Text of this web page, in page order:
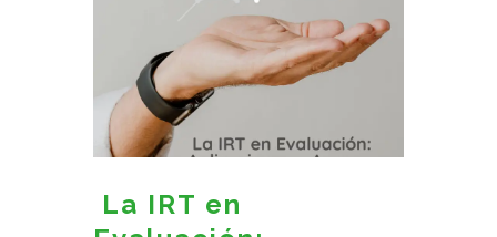
La IRT en